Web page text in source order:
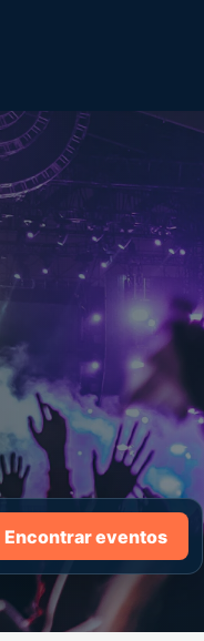
Encontrar eventos